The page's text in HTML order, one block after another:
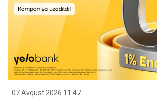
07 Avqust 2026 11:47